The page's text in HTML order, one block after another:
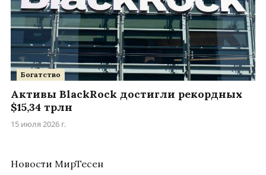
Богатство
Активы BlackRock достигли рекордных
$15,34 трлн
15 июля 2026 г.
Новости МирТесен